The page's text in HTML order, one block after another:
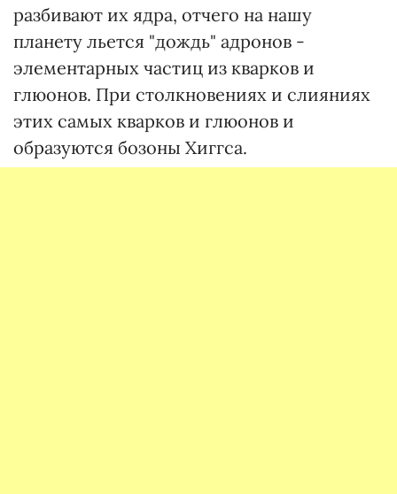
разбивают их ядра, отчего на нашу
планету льется "дождь" адронов -
элементарных частиц из кварков и
глюонов. При столкновениях и слияниях
этих самых кварков и глюонов и
образуются бозоны Хиггса.